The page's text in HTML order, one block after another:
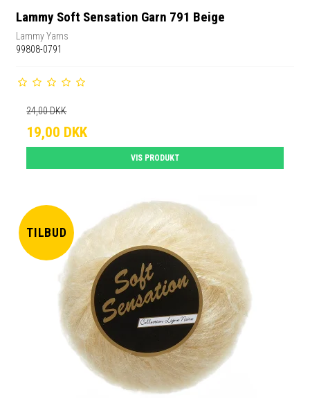
Lammy Soft Sensation Garn 791 Beige
Lammy Yarns
99808-0791
24,00 DKK
19,00 DKK
VIS PRODUKT
TILBUD